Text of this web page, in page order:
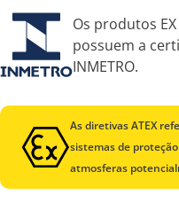
Os produtos
possuem a
INMETRO.
As diretivas ATEX
sistemas de
atmosferas